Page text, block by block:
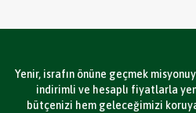
Yenir, israfın önüne geçmek
indirimli ve hesaplı fiyatlarla
bütçenizi hem geleceğimizi